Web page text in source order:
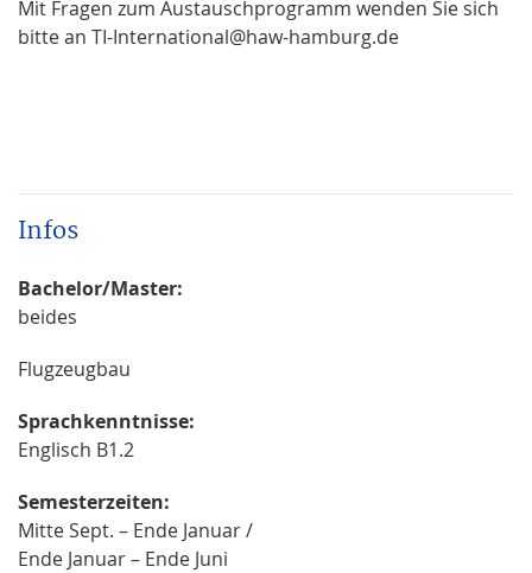
Mit Fragen zum Austauschprogramm wenden Sie sich
bitte an TI-International@haw-hamburg.de
Infos
Bachelor/Master:
beides
Flugzeugbau
Sprachkenntnisse:
Englisch B1.2
Semesterzeiten:
Mitte Sept. – Ende Januar /
Ende Januar – Ende Juni